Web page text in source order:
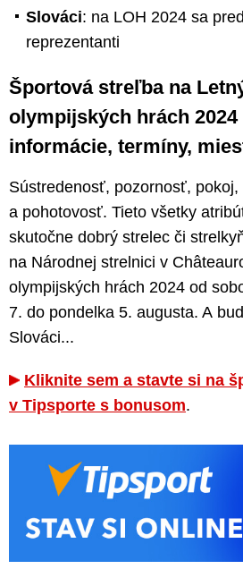
Slováci: na LOH 2024 sa
reprezentanti
Športová streľba na
olympijských hrách 2024
informácie, termíny,
Sústredenosť, pozornosť,
a pohotovosť. Tieto všetky
skutočne dobrý strelec či
na Národnej strelnici v
olympijských hrách 2024 od
7. do pondelka 5. augusta. A
Slováci...
Kliknite sem a stavte si na
v Tipsporte s bonusom.